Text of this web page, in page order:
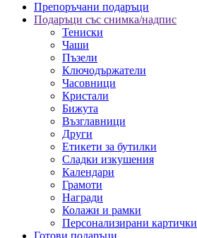
Препоръчани подаръци
Подаръци със снимка/надпис
Тениски
Чаши
Пъзели
Ключодържатели
Часовници
Кристали
Бижута
Възглавници
Други
Етикети за бутилки
Сладки изкушения
Календари
Грамоти
Награди
Колажи и рамки
Персонализирани картички